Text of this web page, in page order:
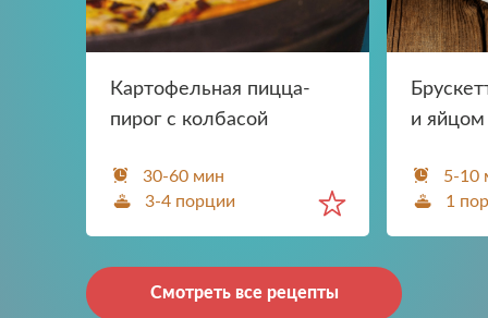
Картофельная пицца-
пирог с колбасой
30-60 мин
3-4 порции
и
5-10
1
Смотреть все рецепты